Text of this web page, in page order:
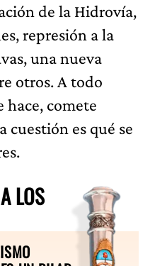
de la Hidrovía,
represión a la
una nueva
otros. A todo
hace, comete
cuestión es qué se
LOS